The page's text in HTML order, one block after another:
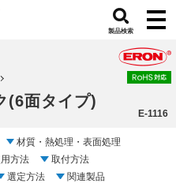
製品検索
(6面タイプ)
E-1116
材質・熱処理・表面処理
方法
取付方法
選定方法 関連製品